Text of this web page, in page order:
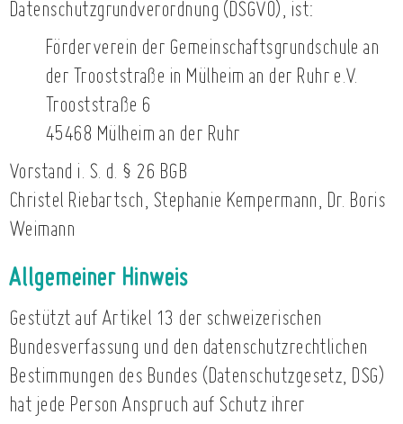
Datenschutzgrundverordnung (DSGVO), ist:
Förderverein der Gemeinschaftsgrundschule an
der Trooststraße in Mülheim an der Ruhr e.V.
Trooststraße 6
45468 Mülheim an der Ruhr
Vorstand i. S. d. § 26 BGB
Christel Riebartsch, Stephanie Kempermann, Dr. Boris
Weimann
Allgemeiner Hinweis
Gestützt auf Artikel 13 der schweizerischen
Bundesverfassung und den datenschutzrechtlichen
Bestimmungen des Bundes (Datenschutzgesetz, DSG)
hat jede Person Anspruch auf Schutz ihrer